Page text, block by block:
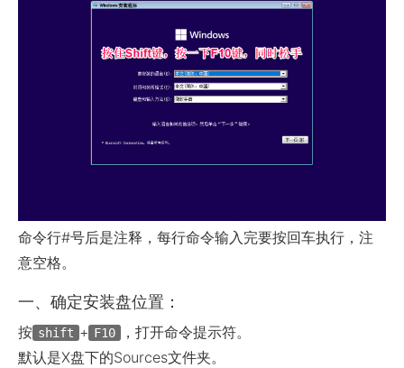
命令行#号后是注释，每行命令输入完要按回车执行，注
意空格。
一、确定安装盘位置：
按 shift + F10
，打开命令提示符。
默认是X盘下的Sources文件夹。